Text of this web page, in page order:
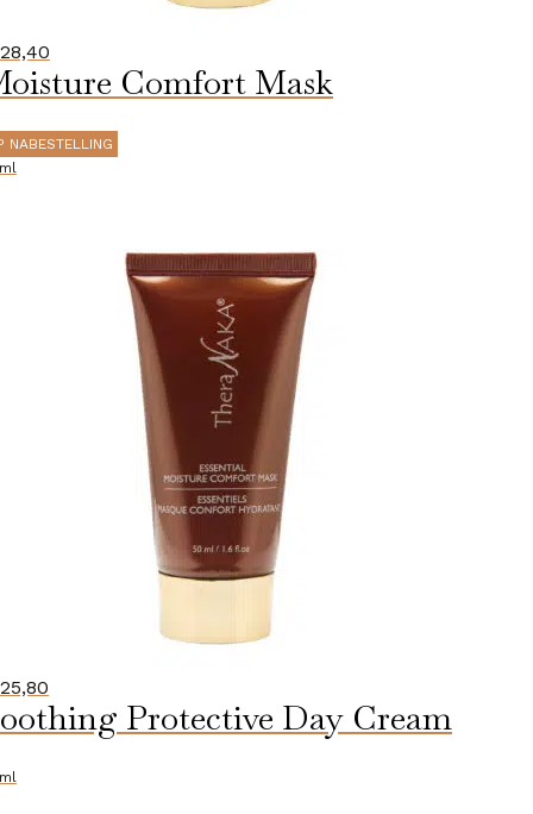
Comfort Mask
NABESTELLING
Protective Day Cream